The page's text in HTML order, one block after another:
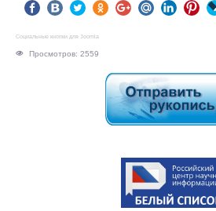
Социальные кнопки для Joomla
Просмотров: 2559